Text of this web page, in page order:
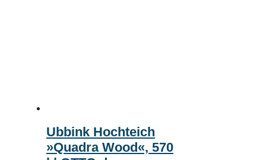
Ubbink Hochteich
»Quadra Wood«, 570